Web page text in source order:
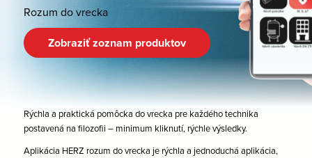
Rozum do vrecka
Zobraziť zoznam produktov
Rýchla a praktická pomôcka do vrecka pre každého technika
postavená na filozofii – minimum kliknutí, rýchle výsledky.
Aplikácia HERZ rozum do vrecka je rýchla a jednoduchá aplikácia,